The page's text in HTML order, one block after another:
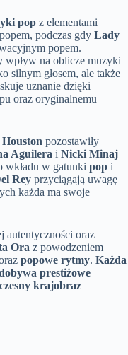
pop z elementami
podczas gdy Lady
popem.
na oblicze muzyki
silnym głosem, ale także
uznanie dzięki
oraz oryginalnemu
pozostawiły
Aguilera i Nicki Minaj
wkładu w gatunki pop i
Rey przyciągają uwagę
każda ma swoje
autentyczności oraz
Ora z powodzeniem
popowe rytmy. Każda
prestiżowe
krajobraz